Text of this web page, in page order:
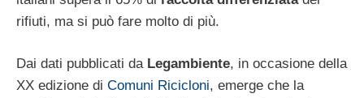
rifiuti, ma si può fare molto di più.
Dai dati pubblicati daLegambiente, in occasione della
XX edizione di Comuni Ricicloni, emerge che la